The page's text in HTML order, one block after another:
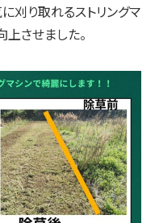
刈り取れるストリングマ
させました。